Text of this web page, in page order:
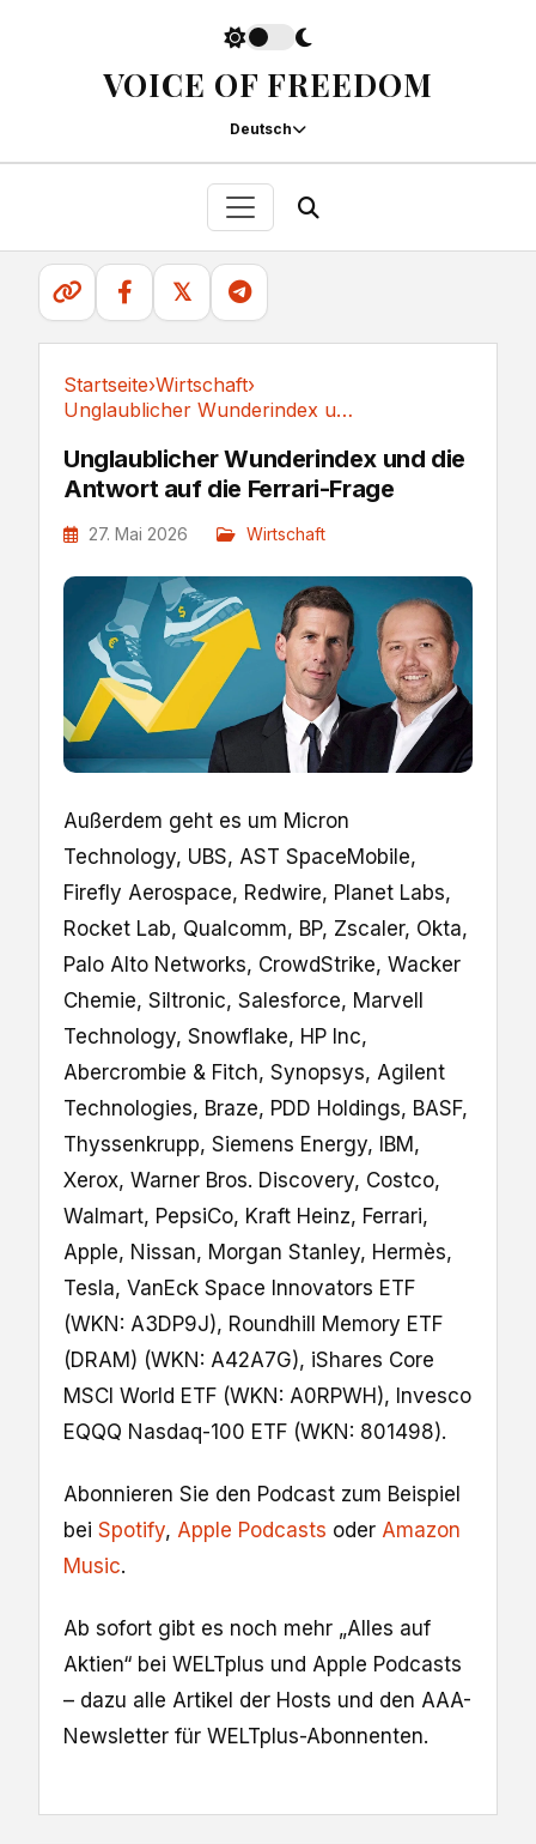
VOICE OF FREEDOM
Deutsch
𝕏
Startseite›Wirtschaft›
Unglaublicher Wunderindex und die Antwort auf...
Unglaublicher Wunderindex und die
Antwort auf die Ferrari-Frage
27. Mai 2026 Wirtschaft
Außerdem geht es um Micron
Technology, UBS, AST SpaceMobile,
Firefly Aerospace, Redwire, Planet Labs,
Rocket Lab, Qualcomm, BP, Zscaler, Okta,
Palo Alto Networks, CrowdStrike, Wacker
Chemie, Siltronic, Salesforce, Marvell
Technology, Snowflake, HP Inc,
Abercrombie & Fitch, Synopsys, Agilent
Technologies, Braze, PDD Holdings, BASF,
Thyssenkrupp, Siemens Energy, IBM,
Xerox, Warner Bros. Discovery, Costco,
Walmart, PepsiCo, Kraft Heinz, Ferrari,
Apple, Nissan, Morgan Stanley, Hermès,
Tesla, VanEck Space Innovators ETF
(WKN: A3DP9J), Roundhill Memory ETF
(DRAM) (WKN: A42A7G), iShares Core
MSCI World ETF (WKN: A0RPWH), Invesco
EQQQ Nasdaq-100 ETF (WKN: 801498).
Abonnieren Sie den Podcast zum Beispiel
bei Spotify, Apple Podcasts oder Amazon
Music.
Ab sofort gibt es noch mehr „Alles auf
Aktien“ bei WELTplus und Apple Podcasts
– dazu alle Artikel der Hosts und den AAA-
Newsletter für WELTplus-Abonnenten.